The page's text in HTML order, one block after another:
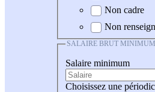
Non cadre
Non
SALAIRE BRUT MINIMUM
Salaire minimum
Choisissez une